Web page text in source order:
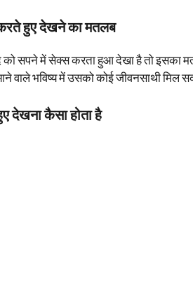
हुए देखने का मतलब
को सपने में सेक्स करता हुआ देखा है तो इसका
वाले भविष्य में उसको कोई जीवनसाथी मिल
देखना कैसा होता है